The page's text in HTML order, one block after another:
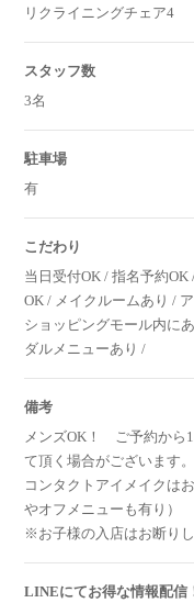
リクライニングチェア4
スタッフ数
3名
駐車場
有
こだわり
当日受付OK / 指名予約
OK / メイクルームあり /
ショッピングモール内に
ダルメニューあり /
備考
メンズOK！
ご予約から
て頂く場合がございます。
コンタクトアイメイクは
やオフメニューも有り）
※お子様の入店はお断りし
LINEにてお得な情報配信